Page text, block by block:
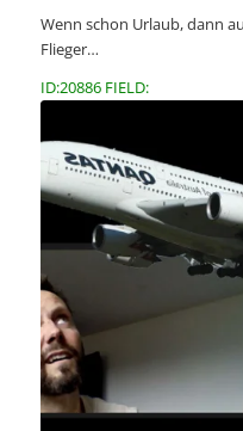
Wenn schon Urlaub, dann
Flieger…
ID:20886 FIELD: